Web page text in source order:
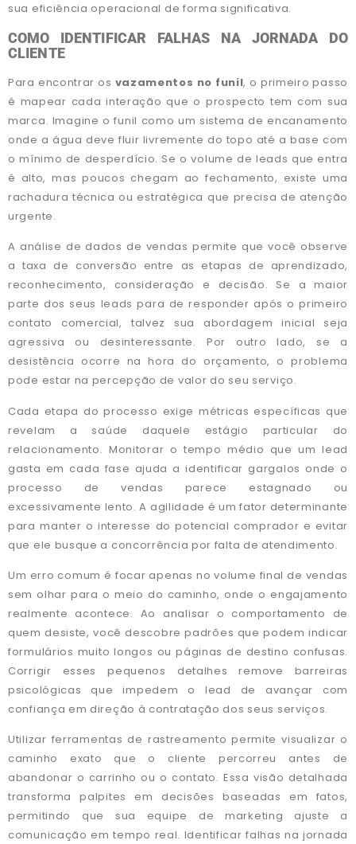
sua eficiência operacional de forma significativa.
COMO IDENTIFICAR FALHAS NA JORNADA DO
CLIENTE
Para encontrar os vazamentos no funil, o primeiro passo
é mapear cada interação que o prospecto tem com sua
marca. Imagine o funil como um sistema de encanamento
onde a água deve fluir livremente do topo até a base com
o mínimo de desperdício. Se o volume de leads que entra
é alto, mas poucos chegam ao fechamento, existe uma
rachadura técnica ou estratégica que precisa de atenção
urgente.
A análise de dados de vendas permite que você observe
a taxa de conversão entre as etapas de aprendizado,
reconhecimento, consideração e decisão. Se a maior
parte dos seus leads para de responder após o primeiro
contato comercial, talvez sua abordagem inicial seja
agressiva ou desinteressante. Por outro lado, se a
desistência ocorre na hora do orçamento, o problema
pode estar na percepção de valor do seu serviço.
Cada etapa do processo exige métricas específicas que
revelam a saúde daquele estágio particular do
relacionamento. Monitorar o tempo médio que um lead
gasta em cada fase ajuda a identificar gargalos onde o
processo de vendas parece estagnado ou
excessivamente lento. A agilidade é um fator determinante
para manter o interesse do potencial comprador e evitar
que ele busque a concorrência por falta de atendimento.
Um erro comum é focar apenas no volume final de vendas
sem olhar para o meio do caminho, onde o engajamento
realmente acontece. Ao analisar o comportamento de
quem desiste, você descobre padrões que podem indicar
formulários muito longos ou páginas de destino confusas.
Corrigir esses pequenos detalhes remove barreiras
psicológicas que impedem o lead de avançar com
confiança em direção à contratação dos seus serviços.
Utilizar ferramentas de rastreamento permite visualizar o
caminho exato que o cliente percorreu antes de
abandonar o carrinho ou o contato. Essa visão detalhada
transforma palpites em decisões baseadas em fatos,
permitindo que sua equipe de marketing ajuste a
comunicação em tempo real. Identificar falhas na jornada